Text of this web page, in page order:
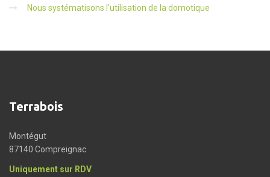
Nous systématisons l’utilisation de la domotique
Terrabois
Montégut
87140 Compreignac
Uniquement sur RDV